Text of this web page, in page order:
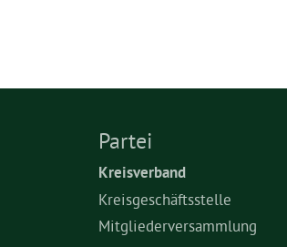
Partei
Kreisverband
Kreisgeschäftsstelle
Mitgliederversammlung